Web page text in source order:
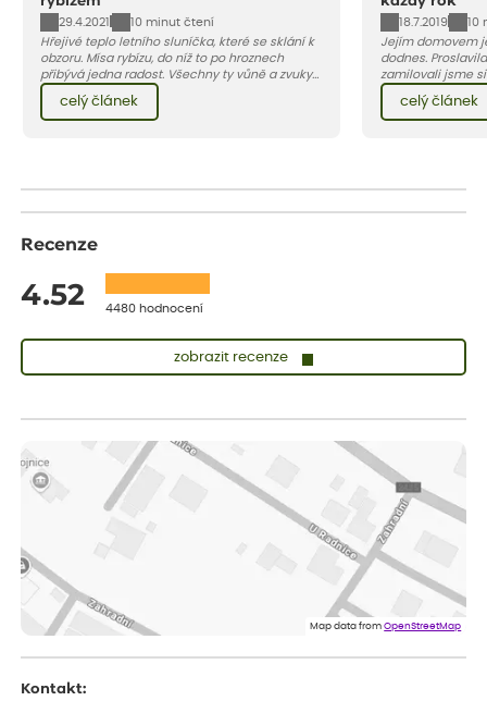
29.4.2021
10 minut čtení
Hřejivé teplo letního sluníčka, které se sklání k
obzoru. Mísa rybízu, do níž to po hroznech
přibývá jedna radost. Všechny ty vůně a zvuky
červencové zahrady. Sklizeň rybízu do kuchyně
vnese neuvěřitelný klid a radost. A taky trochu
bezstarostnosti dětství při mlsání babiččina
celý článek
18.7.2019
Jejím domovem
dodnes.
zamilovali jsme
Evropy. Koneckonců, i Petr Hapka
slavnou písničku
zpěvačky Hany
celý článek
Recenze
4.52 4480 hodnocení
zobrazit recenze
Doporučuji. Naprostá spokojenost.
Marcela
ověřený nákup před 1 dnem
Jsem spokojená a budu vás doporučovat.
Vratislav
Spokojenost rostlina dorazila vpořádku
Map data fromOpenStreetMap
Kontakt: